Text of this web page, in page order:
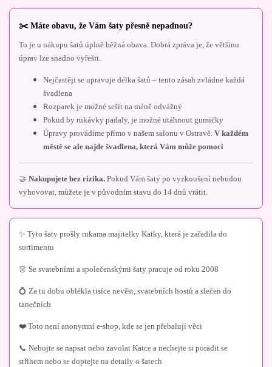
✂️ Máte obavu, že Vám šaty přesně nepadnou?
To je u nákupu šatů úplně běžná obava. Dobrá zpráva je, že většinu
úprav lze snadno vyřešit.
Nejčastěji se upravuje délka šatů – tento zásah zvládne každá
švadlena
Rozparek je možné sešít na méně odvážný
Pokud by rukávky padaly, je možné utáhnout gumičky
Úpravy provádíme přímo v našem salonu v Ostravě. V každém
městě se ale najde švadlena, která Vám může pomoci
🤝 Nakupujete bez rizika. Pokud Vám šaty po vyzkoušení nebudou
vyhovovat, můžete je v původním stavu do 14 dnů vrátit.
✨ Tyto šaty prošly rukama majitelky Katky, která je zařadila do
sortimentu
👗 Se svatebními a společenskými šaty pracuje od roku 2008
💍 Za tu dobu oblékla tisíce nevěst, svatebních hostů a slečen do
tanečních
❤️ Toto není anonymní e-shop, kde se jen přebalují věci
📞 Nebojte se napsat nebo zavolat Katce a nechejte si poradit se
střihem nebo se doptejte na detaily o šatech